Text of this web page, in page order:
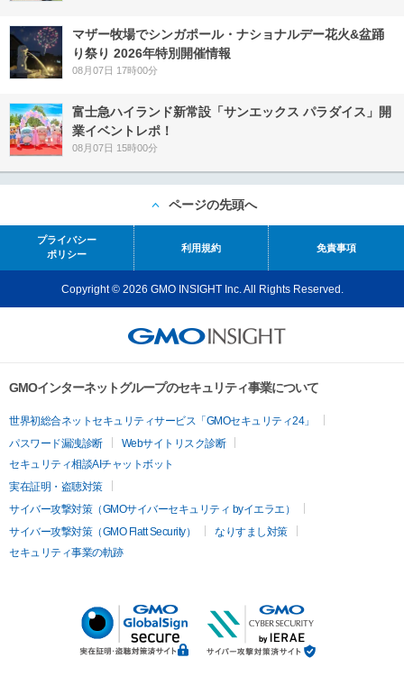
マザー牧場でシンガポール・ナショナルデー花火&盆踊
り祭り 2026年特別開催情報
08月07日 17時00分
富士急ハイランド新常設「サンエックス パラダイス」開
業イベントレポ！
08月07日 15時00分
ページの先頭へ
プライバシー
ポリシー
利用規約 免責事項
Copyright © 2026 GMO INSIGHT Inc. All Rights Reserved.
GMOインターネットグループのセキュリティ事業について
世界初総合ネットセキュリティサービス「GMOセキュリティ24」
パスワード漏洩診断
Webサイトリスク診断
セキュリティ相談AIチャットボット
実在証明・盗聴対策
サイバー攻撃対策（GMOサイバーセキュリティ byイエラエ）
サイバー攻撃対策（GMO Flatt Security）
なりすまし対策
セキュリティ事業の軌跡